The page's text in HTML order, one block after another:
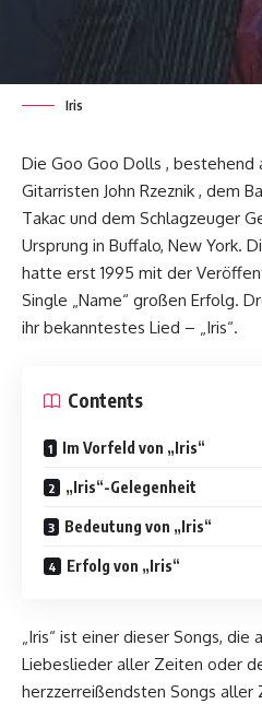
Iris
Die Goo Goo Dolls , bestehend
Gitarristen John Rzeznik , dem
Takac und dem Schlagzeuger
Ursprung in Buffalo, New York.
hatte erst 1995 mit der
Single „Name“ großen Erfolg.
ihr bekanntestes Lied – „Iris“.
Contents
Im Vorfeld von „Iris“
„Iris“-Gelegenheit
Bedeutung von „Iris“
Erfolg von „Iris“
„Iris“ ist einer dieser Songs,
Liebeslieder aller Zeiten oder
herzzerreißendsten Songs aller